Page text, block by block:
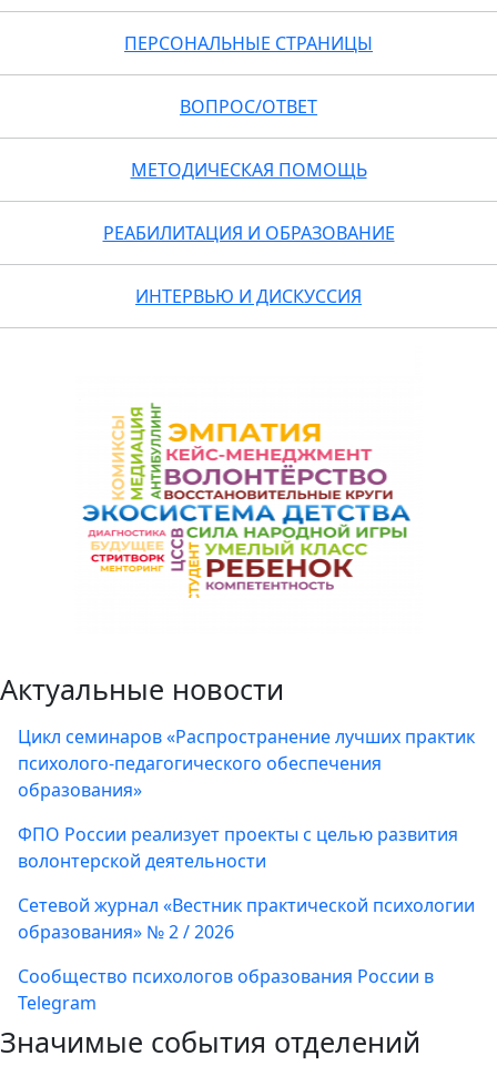
ПЕРСОНАЛЬНЫЕ СТРАНИЦЫ
ВОПРОС/ОТВЕТ
МЕТОДИЧЕСКАЯ ПОМОЩЬ
РЕАБИЛИТАЦИЯ И ОБРАЗОВАНИЕ
ИНТЕРВЬЮ И ДИСКУССИЯ
Актуальные новости
Цикл семинаров «Распространение лучших практик
психолого-педагогического обеспечения
образования»
ФПО России реализует проекты с целью развития
волонтерской деятельности
Сетевой журнал «Вестник практической психологии
образования» № 2 / 2026
Сообщество психологов образования России в
Telegram
Значимые события отделений